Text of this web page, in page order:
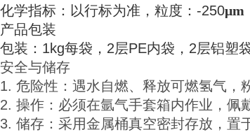
化学指标：以行标为准，粒度：-250μm
产品包装
包装：1kg每袋，2层PE内袋，2层铝塑
安全与储存
1. 危险性：遇水自燃、释放可燃氢气，
2. 操作：必须在氩气手套箱内作业，佩
3. 储存：采用金属桶真空密封存放，置